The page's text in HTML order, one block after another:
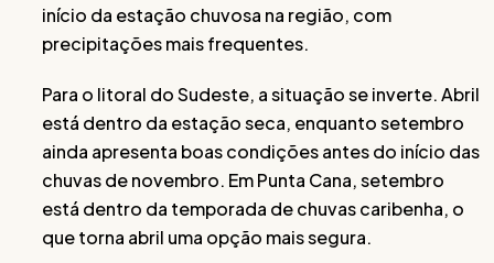
início da estação chuvosa na região, com
precipitações mais frequentes.
Para o litoral do Sudeste, a situação se inverte. Abril
está dentro da estação seca, enquanto setembro
ainda apresenta boas condições antes do início das
chuvas de novembro. Em Punta Cana, setembro
está dentro da temporada de chuvas caribenha, o
que torna abril uma opção mais segura.